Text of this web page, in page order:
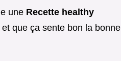
une Recette healthy
que ça sente bon la bonne